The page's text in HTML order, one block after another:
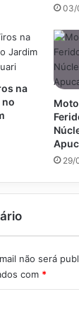
03/
na
no
29/
não será
com *